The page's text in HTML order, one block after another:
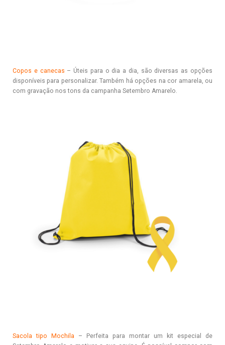
Copos e canecas – Úteis para o dia a dia, são diversas as opções
disponíveis para personalizar. Também há opções na cor amarela, ou
com gravação nos tons da campanha Setembro Amarelo.
Sacola tipo Mochila – Perfeita para montar um kit especial de